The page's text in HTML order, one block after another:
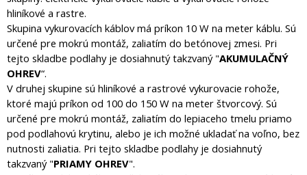
hliníkové a rastre.
Skupina vykurovacích káblov má príkon 10 W na meter káblu. Sú
určené pre mokrú montáž, zaliatím do betónovej zmesi. Pri
tejto skladbe podlahy je dosiahnutý takzvaný "AKUMULAČNÝ
OHREV“.
V druhej skupine sú hliníkové a rastrové vykurovacie rohože,
ktoré majú príkon od 100 do 150 W na meter štvorcový. Sú
určené pre mokrú montáž, zaliatím do lepiaceho tmelu priamo
pod podlahovú krytinu, alebo je ich možné ukladať na voľno, bez
nutnosti zaliatia. Pri tejto skladbe podlahy je dosiahnutý
takzvaný "PRIAMY OHREV".